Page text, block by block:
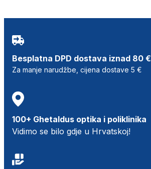
Besplatna DPD dostava iznad 80 €
Za manje narudžbe, cijena dostave 5 €
100+ Ghetaldus optika i poliklinika
Vidimo se bilo gdje u Hrvatskoj!